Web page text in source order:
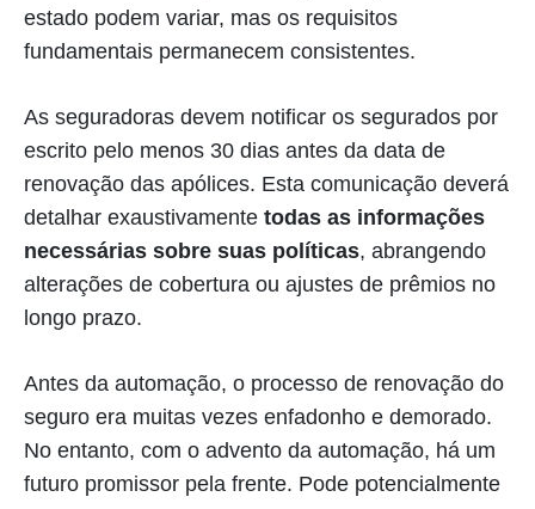
estado podem variar, mas os requisitos
fundamentais permanecem consistentes.
As seguradoras devem notificar os segurados por
escrito pelo menos 30 dias antes da data de
renovação das apólices. Esta comunicação deverá
detalhar exaustivamente todas as informações
necessárias sobre suas políticas, abrangendo
alterações de cobertura ou ajustes de prêmios no
longo prazo.
Antes da automação, o processo de renovação do
seguro era muitas vezes enfadonho e demorado.
No entanto, com o advento da automação, há um
futuro promissor pela frente. Pode potencialmente